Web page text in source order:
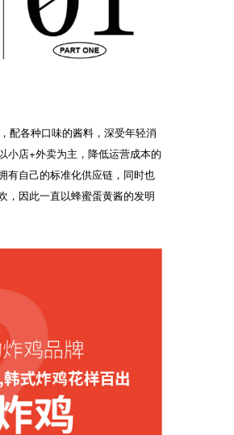
配各种口味的酱料，深受年轻消
小店+外卖为主，降低运营成本的
有自己的标准化供应链，同时也
，因此一直以蜂蜜蛋黄酱的发明